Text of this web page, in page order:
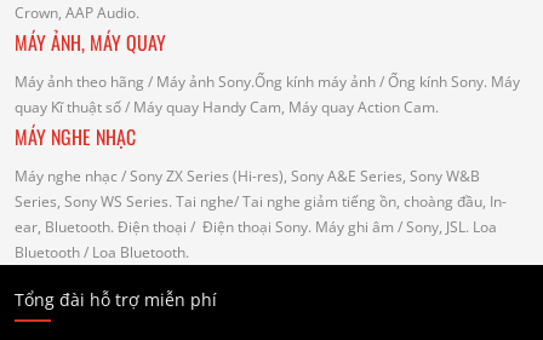
Crown, AAP Audio.
MÁY ẢNH, MÁY QUAY
Máy ảnh theo hãng / Máy ảnh Sony.Ống kính máy ảnh / Ống kính Sony. Máy
quay Kĩ thuật số/ Máy quay Handy Cam, Máy quay Action Cam.
MÁY NGHE NHẠC
Máy nghe nhạc / Sony ZX Series (Hi-res), Sony A&E Series, Sony W&B
Series, Sony WS Series. Tai nghe/ Tai nghe giảm tiếng ồn, choàng đầu, In-
ear, Bluetooth. Điện thoại / Điện thoại Sony. Máy ghi âm / Sony, JSL. Loa
Bluetooth/ Loa Bluetooth.
Tổng đài hỗ trợ miễn phí